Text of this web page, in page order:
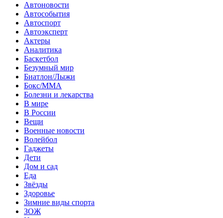
Автоновости
Автособытия
Автоспорт
Автоэксперт
Актеры
Аналитика
Баскетбол
Безумный мир
Биатлон/Лыжи
Бокс/MMA
Болезни и лекарства
В мире
В России
Вещи
Военные новости
Волейбол
Гаджеты
Дети
Дом и сад
Еда
Звёзды
Здоровье
Зимние виды спорта
ЗОЖ